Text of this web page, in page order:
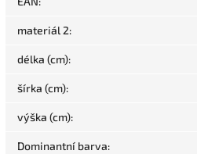
materiál 2:
délka (cm):
šírka (cm):
výška (cm):
Dominantní barva: